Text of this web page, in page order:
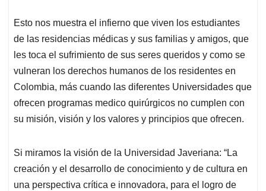
Esto nos muestra el infierno que viven los estudiantes
de las residencias médicas y sus familias y amigos, que
les toca el sufrimiento de sus seres queridos y como se
vulneran los derechos humanos de los residentes en
Colombia, más cuando las diferentes Universidades que
ofrecen programas medico quirúrgicos no cumplen con
su misión, visión y los valores y principios que ofrecen.
Si miramos la visión de la Universidad Javeriana: “La
creación y el desarrollo de conocimiento y de cultura en
una perspectiva crítica e innovadora, para el logro de